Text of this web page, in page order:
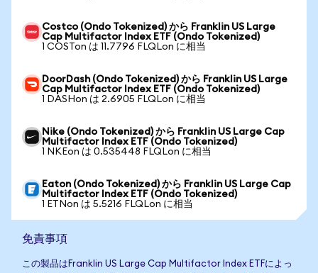
Costco (Ondo Tokenized) から Franklin US Large
Cap Multifactor Index ETF (Ondo Tokenized)
1 COSTon は 11.7796 FLQLon に相当
DoorDash (Ondo Tokenized) から Franklin US Large
Cap Multifactor Index ETF (Ondo Tokenized)
1 DASHon は 2.6905 FLQLon に相当
Nike (Ondo Tokenized) から Franklin US Large Cap
Multifactor Index ETF (Ondo Tokenized)
1 NKEon は 0.535448 FLQLon に相当
Eaton (Ondo Tokenized) から Franklin US Large Cap
Multifactor Index ETF (Ondo Tokenized)
1 ETNon は 5.5216 FLQLon に相当
免責事項
この製品はFranklin US Large Cap Multifactor Index ETFによっ